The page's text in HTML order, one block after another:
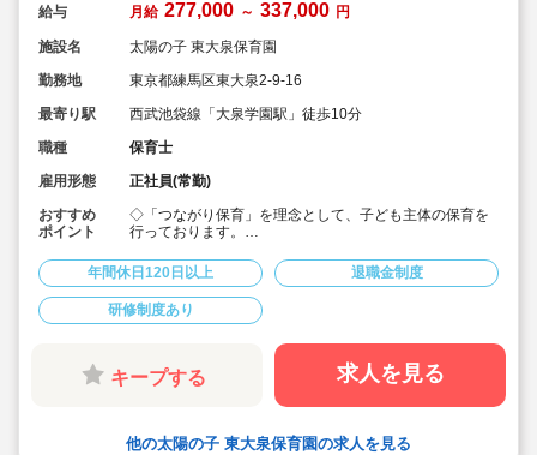
給与 月給 277,000 ～ 337,000 円
施設名
太陽の子 東大泉保育園
勤務地
東京都練馬区東大泉2-9-16
最寄り駅
西武池袋線「大泉学園駅」徒歩10分
職種
保育士
雇用形態
正社員(常勤)
おすすめ
ポイント
◇「つながり保育」を理念として、子ども主体の保育を
行っております。
あり♪
◇残業ゼロ推進 / 持ち帰り残業禁止 / 残業代は1分単位で
支給！
◇年間休日123日から / プライベートも充実 / 12連休取得
◇多彩なキャリアアップ研修 / 年間100以上実施 / 充実し
たバックアップ！
年間休日120日以上 退職金制度
研修制度あり
キープする 求人を見る
他の太陽の子 東大泉保育園の求人を見る